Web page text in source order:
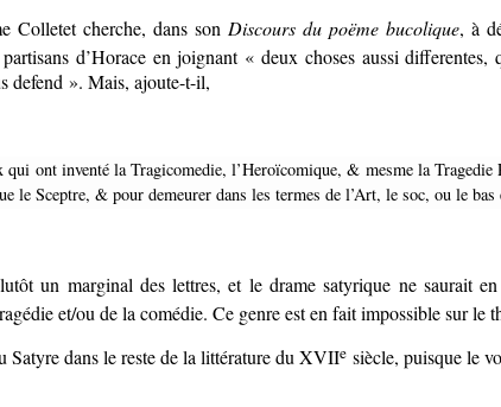
Colletet cherche, dans son Discours du poëme bucolique, à
d’Horace en joignant « deux choses aussi
defend ». Mais, ajoute-t-il,
le Sceptre, & pour demeurer dans les termes de l’Art, le soc, ou le
un marginal des lettres, et le drame satyrique ne saurait
et/ou de la comédie. Ce genre est en fait impossible sur le
Satyre dans le reste de la littérature du XVIIe siècle, puisque le